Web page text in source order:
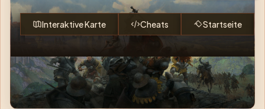
Interaktive Karte Cheats Startseite